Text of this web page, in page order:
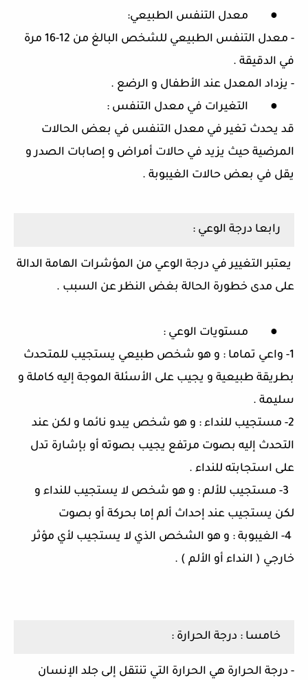
● معدل التنفس الطبيعي:
- معدل التنفس الطبيعي للشخص البالغ من 12-16
مرة
في الدقيقة .
- يزداد المعدل عند الأطفال و الرضع .
●
التغيرات في معدل التنفس :
قد يحدث تغير في معدل التنفس في بعض الحالات
المرضية حيث يزيد في حالات أمراض و إصابات الصدر و
يقل في بعض حالات الغيبوبة .
رابعا درجة الوعي :
يعتبر التغيير في درجة الوعي من المؤشرات الهامة الدالة
على مدى خطورة الحالة بغض النظر عن السبب .
● مستويات الوعي :
1- واعي تماما : و هو شخص طبيعي يستجيب للمتحدث
بطريقة طبيعية و يجيب على الأسئلة الموجة إليه كاملة و
سليمة .
2- مستجيب للنداء : و هو شخص يبدو نائما و لكن عند
التحدث إليه بصوت مرتفع يجيب بصوته أو بإشارة تدل
على استجابته للنداء .
3-
مستجيب للألم : و هو شخص لا يستجيب للنداء و
لكن يستجيب عند إحداث ألم إما بحركة أو بصوت
4- الغيبوبة : و هو الشخص الذي لا يستجيب لأي مؤثر
خارجي ( النداء أو الألم ) .
خامسا : درجة الحرارة :
- درجة الحرارة هي الحرارة التي تنتقل إلى جلد الإنسان